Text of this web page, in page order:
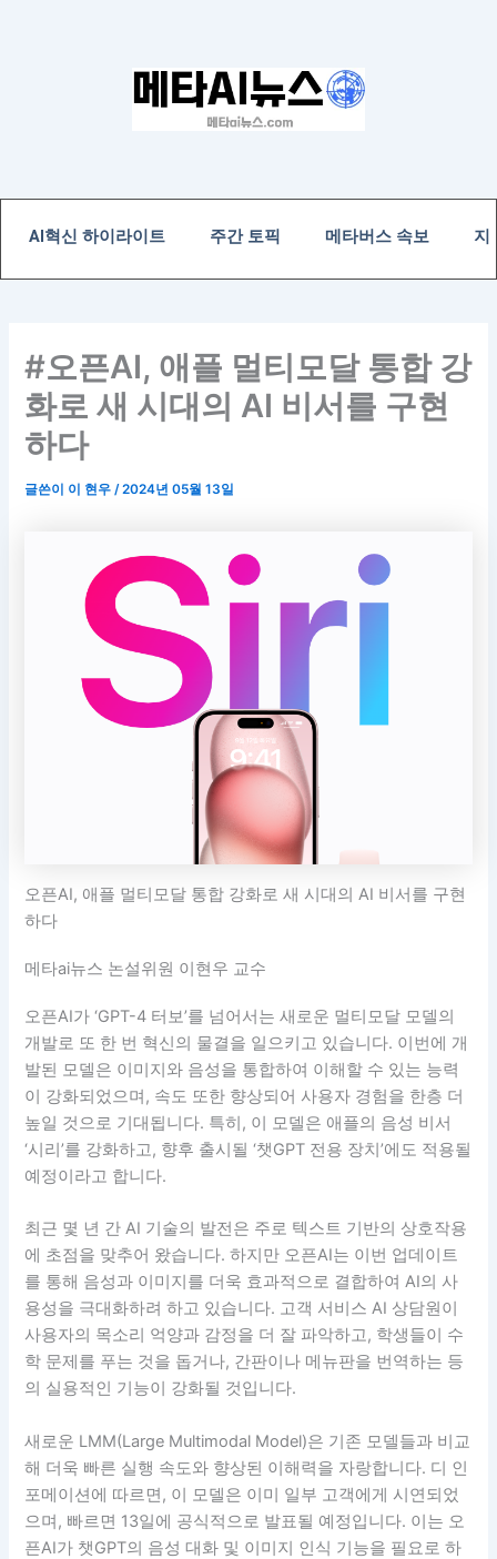
기
AI혁신 하이라이트
주간 토픽 메타버스 속보 지
#오픈AI, 애플 멀티모달 통합 강
화로 새 시대의 AI 비서를 구현
하다
글쓴이 이 현우 /2024년 05월 13일
오픈AI, 애플 멀티모달 통합 강화로 새 시대의 AI 비서를 구현
하다
메타ai뉴스 논설위원 이현우 교수
오픈AI가 ‘GPT-4 터보’를 넘어서는 새로운 멀티모달 모델의
개발로 또 한 번 혁신의 물결을 일으키고 있습니다. 이번에 개
발된 모델은 이미지와 음성을 통합하여 이해할 수 있는 능력
이 강화되었으며, 속도 또한 향상되어 사용자 경험을 한층 더
높일 것으로 기대됩니다. 특히, 이 모델은 애플의 음성 비서
‘시리’를 강화하고, 향후 출시될 ‘챗GPT 전용 장치’에도 적용될
예정이라고 합니다.
최근 몇 년 간 AI 기술의 발전은 주로 텍스트 기반의 상호작용
에 초점을 맞추어 왔습니다. 하지만 오픈AI는 이번 업데이트
를 통해 음성과 이미지를 더욱 효과적으로 결합하여 AI의 사
용성을 극대화하려 하고 있습니다. 고객 서비스 AI 상담원이
사용자의 목소리 억양과 감정을 더 잘 파악하고, 학생들이 수
학 문제를 푸는 것을 돕거나, 간판이나 메뉴판을 번역하는 등
의 실용적인 기능이 강화될 것입니다.
새로운 LMM(Large Multimodal Model)은 기존 모델들과 비교
해 더욱 빠른 실행 속도와 향상된 이해력을 자랑합니다. 디 인
포메이션에 따르면, 이 모델은 이미 일부 고객에게 시연되었
으며, 빠르면 13일에 공식적으로 발표될 예정입니다. 이는 오
픈AI가 챗GPT의 음성 대화 및 이미지 인식 기능을 필요로 하